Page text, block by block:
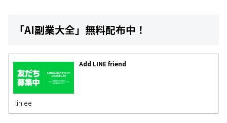
「AI副業大全」無料配布中！
Add LINE friend
lin.ee